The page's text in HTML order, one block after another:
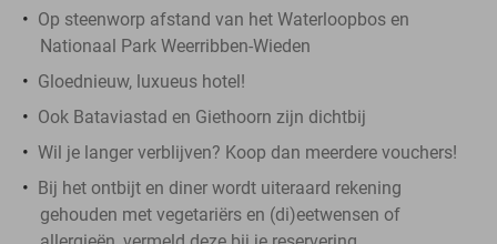
Op steenworp afstand van het Waterloopbos en
Nationaal Park Weerribben-Wieden
Gloednieuw, luxueus hotel!
Ook Bataviastad en Giethoorn zijn dichtbij
Wil je langer verblijven? Koop dan meerdere vouchers!
Bij het ontbijt en diner wordt uiteraard rekening
gehouden met vegetariërs en (di)eetwensen of